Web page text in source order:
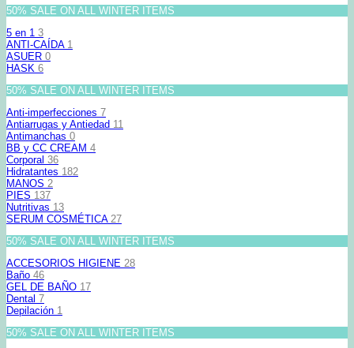
50% SALE ON ALL WINTER ITEMS
5 en 1 3
ANTI-CAÍDA 1
ASUER 0
HASK 6
50% SALE ON ALL WINTER ITEMS
Anti-imperfecciones 7
Antiarrugas y Antiedad 11
Antimanchas 0
BB y CC CREAM 4
Corporal 36
Hidratantes 182
MANOS 2
PIES 137
Nutritivas 13
SERUM COSMÉTICA 27
50% SALE ON ALL WINTER ITEMS
ACCESORIOS HIGIENE 28
Baño 46
GEL DE BAÑO 17
Dental 7
Depilación 1
50% SALE ON ALL WINTER ITEMS